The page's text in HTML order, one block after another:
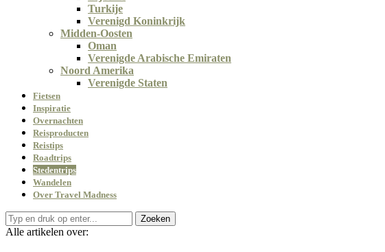
Turkije
Verenigd Koninkrijk
Midden-Oosten
Oman
Verenigde Arabische Emiraten
Noord Amerika
Verenigde Staten
Fietsen
Inspiratie
Overnachten
Reisproducten
Reistips
Roadtrips
Stedentrips
Wandelen
Over Travel Madness
Zoeken
Alle artikelen over: